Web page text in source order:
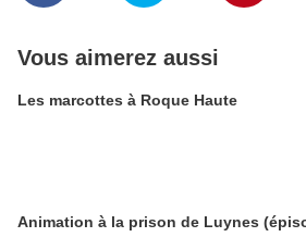
Vous aimerez aussi
Les marcottes à Roque Haute
Animation à la prison de Luynes